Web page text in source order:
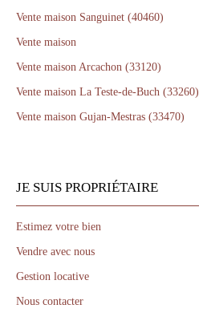
Vente maison Sanguinet (40460)
Vente maison
Vente maison Arcachon (33120)
Vente maison La Teste-de-Buch (33260)
Vente maison Gujan-Mestras (33470)
JE SUIS PROPRIÉTAIRE
Estimez votre bien
Vendre avec nous
Gestion locative
Nous contacter